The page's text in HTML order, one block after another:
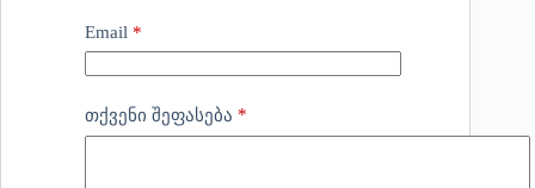
Email *
თქვენი შეფასება *